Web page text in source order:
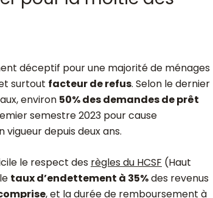
déceptif pour une majorité de ménages
surtout facteur de refus. Selon le dernier
environ 50% des demandes de prêt
semestre 2023 pour cause
vigueur depuis deux ans.
le respect des règles du HCSF (Haut
taux d’endettement à 35%des revenus
, et la durée de remboursement à